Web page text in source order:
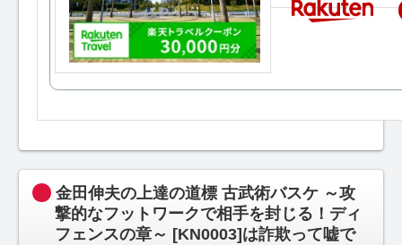
金田伸夫の上達の道標 古武術バスケ ～攻
撃的なフットワークで相手を封じる！ディ
フェンスの章～ [KN0003]は詐欺って嘘で